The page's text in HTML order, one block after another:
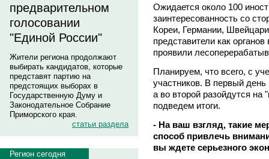
предварительном
голосовании
"Единой России"
Жители региона продолжают
выбирать кандидатов, которые
представят партию на
предстоящих выборах в
Государственную Думу и
Законодательное Собрание
Приморского края.
статьи раздела
Регион сегодня
Ожидается около 100
заинтересованность со
Кореи, Германии,
представители как
проявили
Планируем, что всего, с
участников. В первый
а во второй разойдутся на
подведем итоги.
- На ваш взгляд, такие
способ привлечь
вы ждете серьезного